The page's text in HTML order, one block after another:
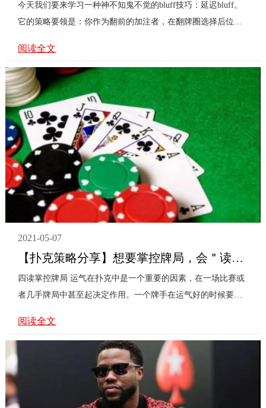
今天我们要来学习一种神不知鬼不觉的bluff技巧：延迟bluff。
它的策略要领是：你作为翻前的加注者，在翻牌圈选择后位过
阅读全文
2021-05-07
【扑克策略分享】想要掌控牌局，会＂读＂是关
四读掌控牌局 运气在扑克中是一个重要的因素，在一场比赛或
者几手牌局中甚至起决定作用。一个牌手在运气好的时候要风
每...
阅读全文